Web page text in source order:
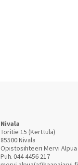
Nivala
Toritie 15 (Kerttula)
85500 Nivala
Opistosihteeri Mervi Alpua
Puh.044 4456 217